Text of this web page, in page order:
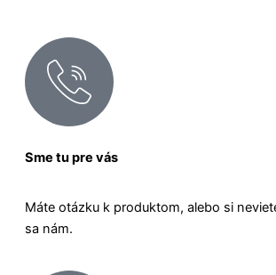
Sme tu pre vás
Máte otázku k produktom, alebo si
sa nám.